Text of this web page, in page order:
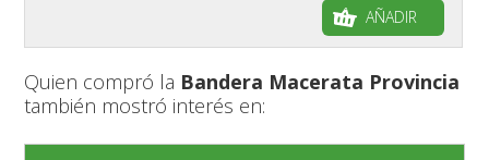
AÑADIR
Quien compró la Bandera Macerata Provincia
también mostró interés en: